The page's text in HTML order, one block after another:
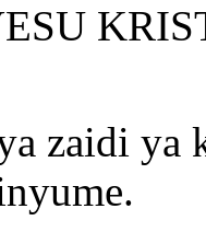
zaidi